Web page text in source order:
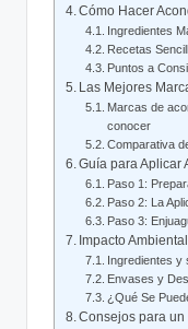
Cómo Hacer
Ingredientes
Recetas
Puntos a
Las Mejores
Marcas de
conocer
Comparativa
Guía para Aplicar
Paso 1:
Paso 2: La
Paso 3:
Impacto
Ingredientes y
Envases y
¿Qué Se
Consejos para